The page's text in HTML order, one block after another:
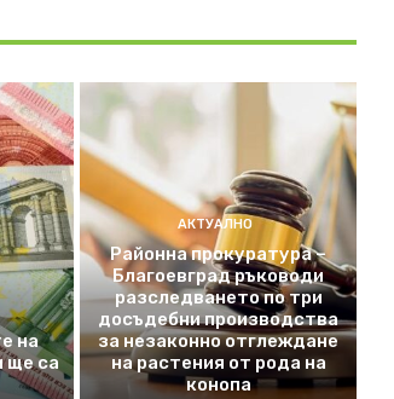
на
ще са
АКТУАЛНО
Районна прокуратура –
Благоевград ръководи
разследването по три
досъдебни производства
за незаконно отглеждане
на растения от рода на
конопа